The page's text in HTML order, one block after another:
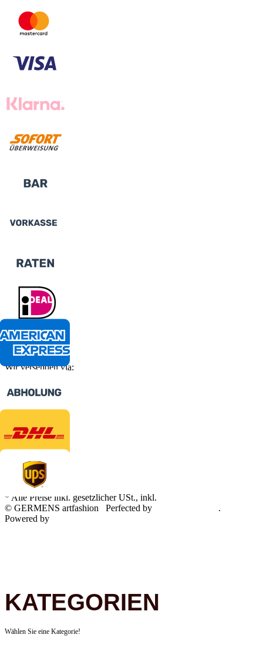
Wir versenden via:
* Alle Preise inkl. gesetzlicher USt., inkl.
© GERMENS artfashion
Perfected by
.
Powered by
KATEGORIEN
Wählen Sie eine Kategorie!